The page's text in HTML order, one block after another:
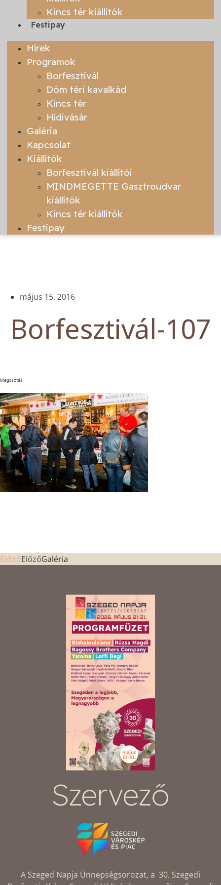
Kincs tér kiállítók
Festipay
Hírek
Programok
Borfesztivál
Dóm téri kavalkád
Kincs tér
Hídivásár
Galéria
Kapcsolat
Kiállítók
Borfesztivál kiállítói
MINDMEGETTE Gasztroudvar
kiállítók
Kincs tér kiállítók
Festipay
május 15, 2016
Borfesztivál-107
Megosztás
ElőzőElőzőGaléria
Szervező
A Szeged Napja Ünnepségsorozat, a 30. Szegedi